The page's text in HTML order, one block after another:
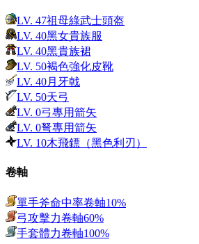
LV. 47祖母綠武士頭盔
LV. 40黑女貴族服
LV. 40黑貴族裙
LV. 50褐色強化皮靴
LV. 40月牙戟
LV. 50天弓
LV. 0弓專用箭矢
LV. 0弩專用箭矢
LV. 10木飛鏢（黑色利刃）
卷軸
單手斧命中率卷軸10%
弓攻擊力卷軸60%
手套體力卷軸100%